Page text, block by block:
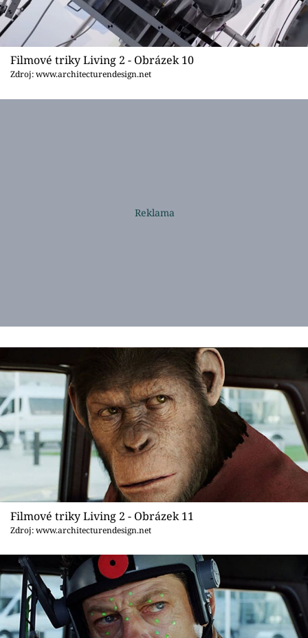
Filmové triky Living 2 - Obrázek 10
Zdroj: www.architecturendesign.net
Filmové triky Living 2 - Obrázek 11
Zdroj: www.architecturendesign.net